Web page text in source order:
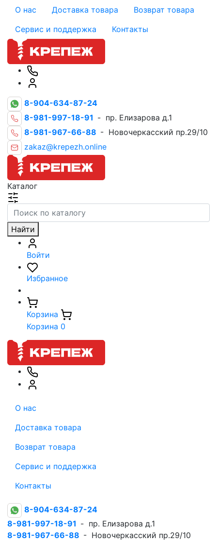
О нас Доставка товара
Возврат товара
Сервис и поддержка
Контакты
8-904-634-87-24
8-981-997-18-91 - пр. Елизарова д.1
8-981-967-66-88 - Новочеркасский пр.29/10
zakaz@krepezh.online
Каталог
Найти
Войти
Избранное
Корзина
Корзина 0
О нас
Доставка товара
Возврат товара
Сервис и поддержка
Контакты
8-904-634-87-24
8-981-997-18-91 - пр. Елизарова д.1
8-981-967-66-88 - Новочеркасский пр.29/10